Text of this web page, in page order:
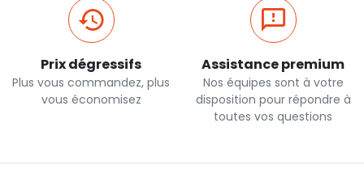
Prix dégressifs
Plus vous commandez, plus
vous économisez
Assistance premium
Nos équipes sont à votre
disposition pour répondre à
toutes vos questions